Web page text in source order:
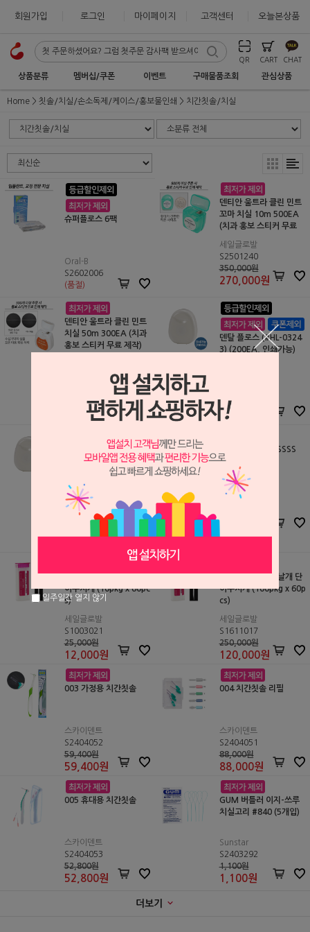
회원가입 로그인 마이페이지 고객센터 오늘본상품
QR CART CHAT
상품분류 멤버십/쿠폰 이벤트 구매물품조회 관심상품
Home 칫솔/치실/손소독제/케이스/홍보물인쇄 치간칫솔/치실
슈퍼플로스 6팩
Oral-B
S2602006
(품절)
덴티안 울트라 클린 민트
꼬마 치실 10m 500EA
(치과 홍보 스티커 무료
세일글로발
S2501240
350,000원
270,000원
덴티안 울트라 클린 민트
치실 50m 300EA (치과
홍보 스티커 무료 제작)
330,000 원
덴탈 플로스 (#HL-0324
3) (200EA, 인쇄가능)
240,000원
240,000
덴탈 플로스 (#HL-0324
한일덴탈
S2407183
1,200원
원터치 치간칫솔 SSSS
(핑크색)
세일글로발
12,000
이쑤시개 (10pkg x 60pc
s)
세일글로발
S1003021
25,000원
12,000원
[치간 칫솔 대용] 날개 단
이쑤시개 (100pkg x 60p
cs)
세일글로발
S1611017
250,000원
120,000원
003 가정용 치간칫솔
스카이덴트
S2404052
59,400원
59,400원
004 치간칫솔 리필
스카이덴트
S2404051
88,000원
88,000원
005 휴대용 치간칫솔
스카이덴트
S2404053
52,800원
52,800원
GUM 버틀러 이지-쓰루
치실고리 #840 (5개입)
Sunstar
S2403292
1,100원
1,100원
더보기
일주일간 열지 않기